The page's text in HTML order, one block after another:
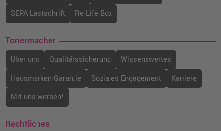
inkl. MwSt.zzgl. Versand
428,00 €
inkl. MwSt.zzgl. Versand
HP 655A Toner (CF452A) · Gelb
278,00 €
SEPA-Lastschrift
Re-Life Box
Tonermacher
Über uns Qualitätssicherung
Wissenswertes
Hausmarken-Garantie
Soziales Engagement
Karriere
Mit uns werben!
Rechtliches